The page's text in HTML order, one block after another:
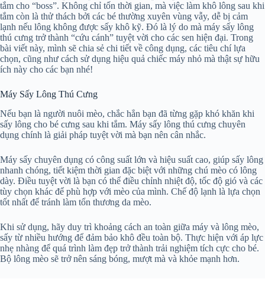
tắm cho “boss”. Không chỉ tốn thời gian, mà việc làm khô lông sau khi
tắm còn là thử thách bởi các bé thường xuyên vùng vẫy, dễ bị cảm
lạnh nếu lông không được sấy khô kỹ. Đó là lý do mà máy sấy lông
thú cưng trở thành “cứu cánh” tuyệt vời cho các sen hiện đại. Trong
bài viết này, mình sẽ chia sẻ chi tiết về công dụng, các tiêu chí lựa
chọn, cũng như cách sử dụng hiệu quả chiếc máy nhỏ mà thật sự hữu
ích này cho các bạn nhé!
Máy Sấy Lông Thú Cưng
Nếu bạn là người nuôi mèo, chắc hẳn bạn đã từng gặp khó khăn khi
sấy lông cho bé cưng sau khi tắm. Máy sấy lông thú cưng chuyên
dụng chính là giải pháp tuyệt vời mà bạn nên cân nhắc.
Máy sấy chuyên dụng có công suất lớn và hiệu suất cao, giúp sấy lông
nhanh chóng, tiết kiệm thời gian đặc biệt với những chú mèo có lông
dày. Điều tuyệt vời là bạn có thể điều chỉnh nhiệt độ, tốc độ gió và các
tùy chọn khác để phù hợp với mèo của mình. Chế độ lạnh là lựa chọn
tốt nhất để tránh làm tổn thương da mèo.
Khi sử dụng, hãy duy trì khoảng cách an toàn giữa máy và lông mèo,
sấy từ nhiều hướng để đảm bảo khô đều toàn bộ. Thực hiện với áp lực
nhẹ nhàng để quá trình làm đẹp trở thành trải nghiệm tích cực cho bé.
Bộ lông mèo sẽ trở nên sáng bóng, mượt mà và khỏe mạnh hơn.